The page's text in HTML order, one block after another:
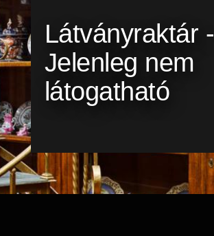
Látványraktár -
Jelenleg nem
látogatható